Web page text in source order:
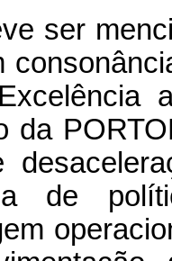
ser
da
de